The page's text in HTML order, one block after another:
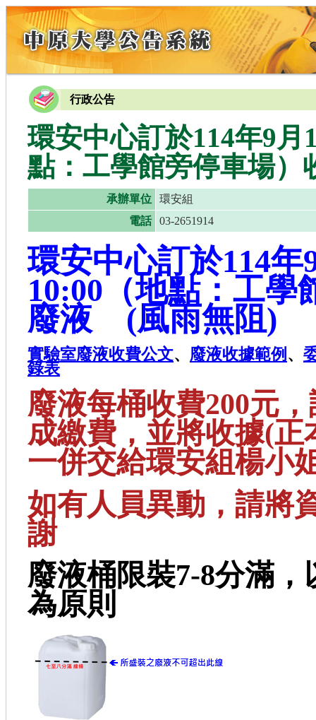
行政公告
環安中心訂於114年9月
點：工學館旁停車場）
承辦單位
環安組
電話
03-2651914
環安中心訂於114年
10:00（地點：工學
廢液 (風雨無阻)
實驗室廢液收費公文、 廢液收據範例 、
錄表
廢液每桶收費200元
成繳費，並將收據(
一併交給環安組楊小
如有人員異動，請將
謝
廢液桶限裝7-8分滿
為原則